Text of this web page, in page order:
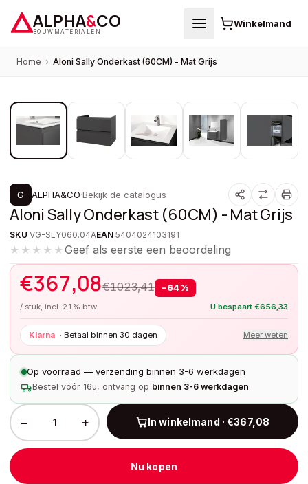
ALPHA&CO
BOUWMATERIALEN
Winkelmand
Home › Aloni Sally Onderkast (60CM) - Mat Grijs
PROMOTIE
G ALPHA&CO·Bekijk de catalogus
Aloni Sally Onderkast (60CM) - Mat Grijs
SKU VG-SLY060.04AEAN 5404024103191
★★★★★Geef als eerste een beoordeling
€367,08€1023,41 −64%
/ stuk, incl. 21% btw U bespaart €656,33
Klarna · Betaal binnen 30 dagen Meer weten
Op voorraad — verzending binnen 3-6 werkdagen
Bestel vóór 16u, ontvang op binnen 3-6 werkdagen
− + In winkelmand · €367,08
Nu kopen